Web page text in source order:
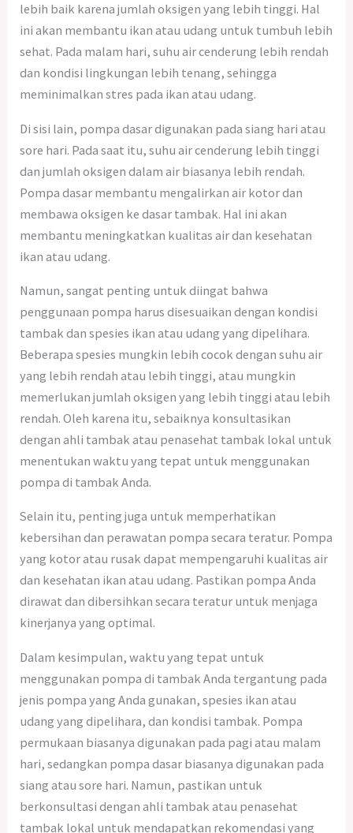
lebih baik karena jumlah oksigen yang lebih tinggi. Hal
ini akan membantu ikan atau udang untuk tumbuh lebih
sehat. Pada malam hari, suhu air cenderung lebih rendah
dan kondisi lingkungan lebih tenang, sehingga
meminimalkan stres pada ikan atau udang.
Di sisi lain, pompa dasar digunakan pada siang hari atau
sore hari. Pada saat itu, suhu air cenderung lebih tinggi
dan jumlah oksigen dalam air biasanya lebih rendah.
Pompa dasar membantu mengalirkan air kotor dan
membawa oksigen ke dasar tambak. Hal ini akan
membantu meningkatkan kualitas air dan kesehatan
ikan atau udang.
Namun, sangat penting untuk diingat bahwa
penggunaan pompa harus disesuaikan dengan kondisi
tambak dan spesies ikan atau udang yang dipelihara.
Beberapa spesies mungkin lebih cocok dengan suhu air
yang lebih rendah atau lebih tinggi, atau mungkin
memerlukan jumlah oksigen yang lebih tinggi atau lebih
rendah. Oleh karena itu, sebaiknya konsultasikan
dengan ahli tambak atau penasehat tambak lokal untuk
menentukan waktu yang tepat untuk menggunakan
pompa di tambak Anda.
Selain itu, penting juga untuk memperhatikan
kebersihan dan perawatan pompa secara teratur. Pompa
yang kotor atau rusak dapat mempengaruhi kualitas air
dan kesehatan ikan atau udang. Pastikan pompa Anda
dirawat dan dibersihkan secara teratur untuk menjaga
kinerjanya yang optimal.
Dalam kesimpulan, waktu yang tepat untuk
menggunakan pompa di tambak Anda tergantung pada
jenis pompa yang Anda gunakan, spesies ikan atau
udang yang dipelihara, dan kondisi tambak. Pompa
permukaan biasanya digunakan pada pagi atau malam
hari, sedangkan pompa dasar biasanya digunakan pada
siang atau sore hari. Namun, pastikan untuk
berkonsultasi dengan ahli tambak atau penasehat
tambak lokal untuk mendapatkan rekomendasi yang